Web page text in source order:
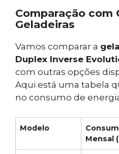
Comparação com
Geladeiras
Vamos comparar a
Duplex Inverse
com outras opções
Aqui está uma tabela
no consumo de
Modelo
Mensal